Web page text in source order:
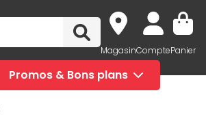
MagasinComptePanier
Promos & Bons plans